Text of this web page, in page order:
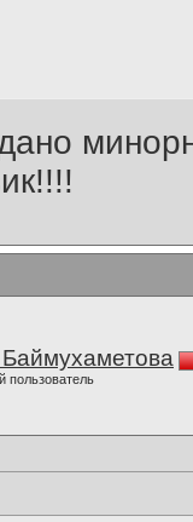
пользователь